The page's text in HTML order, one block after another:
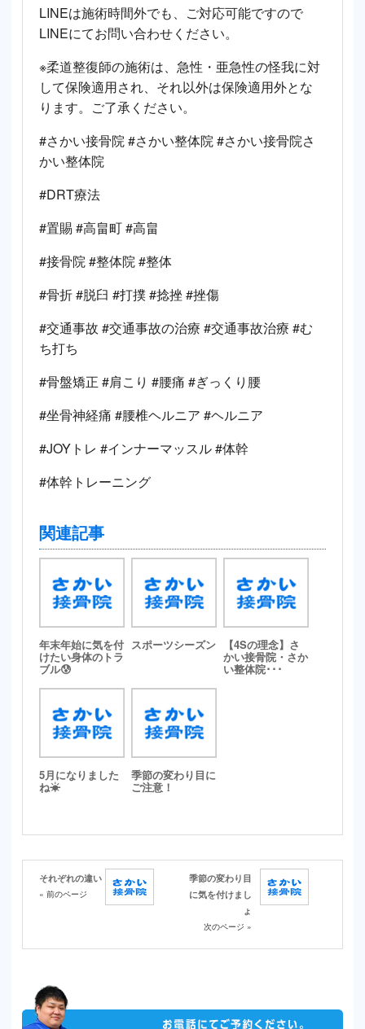
LINEは施術時間外でも、ご対応可能ですので
LINEにてお問い合わせください。
※柔道整復師の施術は、急性・亜急性の怪我に対
して保険適用され、それ以外は保険適用外とな
ります。ご了承ください。
#さかい接骨院 #さかい整体院 #さかい接骨院さ
かい整体院
#DRT療法
#置賜 #高畠町 #高畠
#接骨院 #整体院 #整体
#骨折 #脱臼 #打撲 #捻挫 #挫傷
#交通事故 #交通事故の治療 #交通事故治療 #む
ち打ち
#骨盤矯正 #肩こり #腰痛 #ぎっくり腰
#坐骨神経痛 #腰椎ヘルニア #ヘルニア
#JOYトレ #インナーマッスル #体幹
#体幹トレーニング
関連記事
年末年始に気を付
けたい身体のトラ
ブル😰
スポーツシーズン 【4Sの理念】さ
かい接骨院・さか
い整体院･･･
5月になりました
ね☀
季節の変わり目に
ご注意！
それぞれの違い
« 前のページ
季節の変わり目
に気を付けまし
ょ
次のページ »